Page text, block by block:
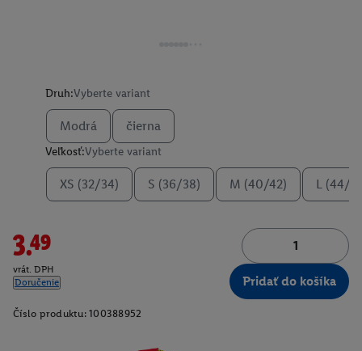
Druh:Vyberte variant
Modrá čierna
Veľkosť:Vyberte variant
XS (32/34) S (36/38) M (40/42) L (44/
3.49
vrát. DPH
Doručenie
Pridať do košíka
Číslo produktu: 100388952